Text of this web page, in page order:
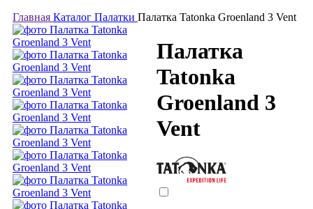
Главная Каталог Палатки Палатка Tatonka Groenland 3 Vent
Палатка
Tatonka
Groenland 3
Vent